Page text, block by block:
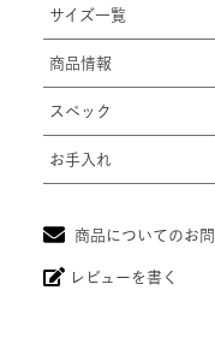
サイズ一覧
商品情報
スペック
お手入れ
商品についてのお
レビューを書く